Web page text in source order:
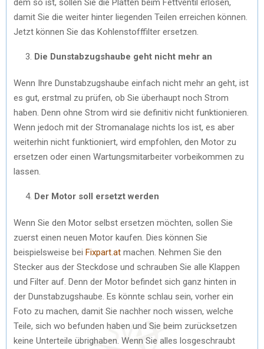
damit Sie die weiter hinter liegenden Teilen erreichen können.
Jetzt können Sie das Kohlenstofffilter ersetzen.
Die Dunstabzugshaube geht nicht mehr an
Wenn Ihre Dunstabzugshaube einfach nicht mehr an geht, ist
es gut, erstmal zu prüfen, ob Sie überhaupt noch Strom
haben. Denn ohne Strom wird sie definitiv nicht funktionieren.
Wenn jedoch mit der Stromanalage nichts los ist, es aber
weiterhin nicht funktioniert, wird empfohlen, den Motor zu
ersetzen oder einen Wartungsmitarbeiter vorbeikommen zu
lassen.
Der Motor soll ersetzt werden
Wenn Sie den Motor selbst ersetzen möchten, sollen Sie
zuerst einen neuen Motor kaufen. Dies können Sie
beispielsweise bei Fixpart.at machen. Nehmen Sie den
Stecker aus der Steckdose und schrauben Sie alle Klappen
und Filter auf. Denn der Motor befindet sich ganz hinten in
der Dunstabzugshaube. Es könnte schlau sein, vorher ein
Foto zu machen, damit Sie nachher noch wissen, welche
Teile, sich wo befunden haben und Sie beim zurücksetzen
keine Unterteile übrighaben. Wenn Sie alles losgeschraubt